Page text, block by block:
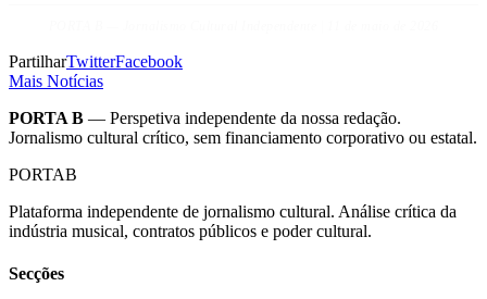
PartilharTwitterFacebook
Mais Notícias
PORTA B — Perspetiva independente da nossa redação.
Jornalismo cultural crítico, sem financiamento corporativo ou estatal.
PORTAB
Plataforma independente de jornalismo cultural. Análise crítica da
indústria musical, contratos públicos e poder cultural.
Secções